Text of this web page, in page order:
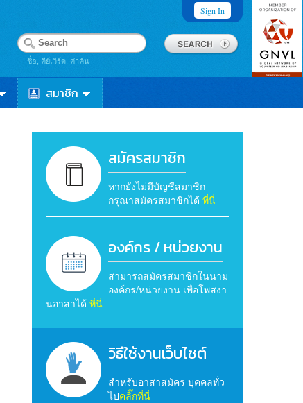
Sign In
ชื่อ, คีย์เวิร์ด, คำค้น
สมาชิก
สมัครสมาชิก
หากยังไม่มีบัญชีสมาชิก
กรุณาสมัครสมาชิกได้ ที่นี่
องค์กร / หน่วยงาน
สามารถสมัครสมาชิกในนาม
องค์กร/หน่วยงาน เพื่อโพสงา
นอาสาได้ ที่นี่
วิธีใช้งานเว็บไซต์
สำหรับอาสาสมัคร บุคคลทั่ว
ไปคลิ๊กที่นี่